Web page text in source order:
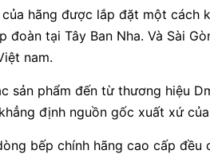
của hãng được lắp đặt một cách
đoàn tại Tây Ban Nha. Và Sài
nam.
sản phẩm đến từ thương hiệu
định nguồn gốc xuất xứ
bếp chính hãng cao cấp